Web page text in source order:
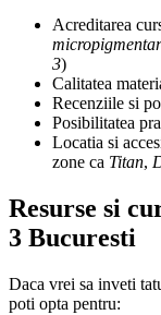
Acreditarea
3)
Calitatea
Recenziile si
Posibilitatea
Locatia si
zone ca Titan,
Resurse si
3 Bucuresti
Daca vrei sa inveti
poti opta pentru: